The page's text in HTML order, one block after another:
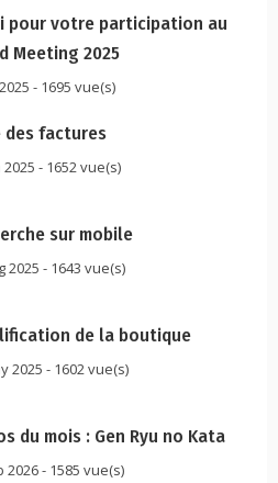
pour votre participation au
Meeting 2025
- 1695 vue(s)
des factures
2025 - 1652 vue(s)
sur mobile
2025 - 1643 vue(s)
de la boutique
2025 - 1602 vue(s)
du mois : Gen Ryu no Kata
2026 - 1585 vue(s)